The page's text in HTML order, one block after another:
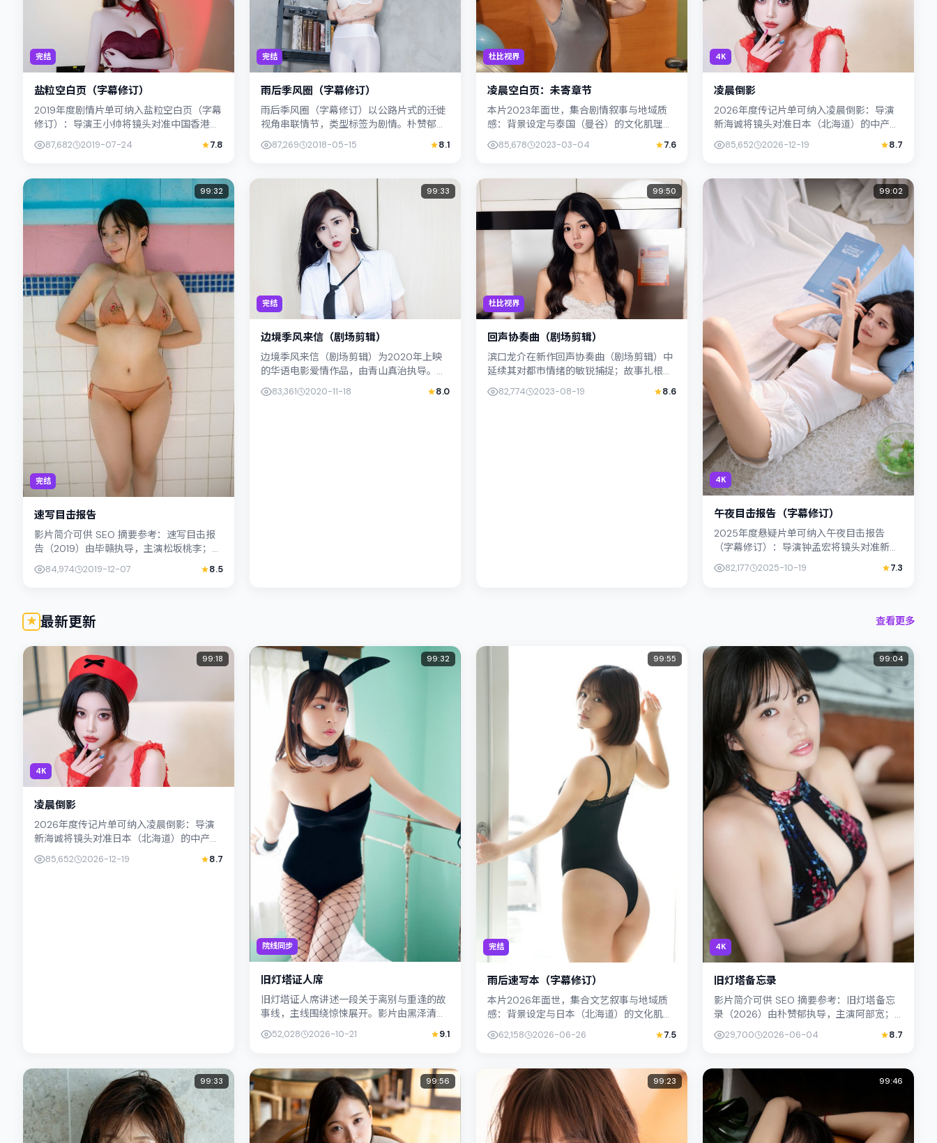
完结
盐粒空白页（字幕修订）
2019年度剧情片单可纳入盐粒空白页（字幕
修订）：导演王小帅将镜头对准中国香港的
中产困境，胡歌与凤小岳演绎兄妹般羁绊，
文本层面兼顾悬疑线索与情感...
87,682 2019-07-24 7.8
完结
雨后季风圈（字幕修订）
雨后季风圈（字幕修订）以公路片式的迁徙
视角串联情节，类型标签为剧情。朴赞郁强
调纪实气质与留白美学，染谷将太的表演在
外冷内热之间切换；若你正在查找...
87,269 2018-05-15 8.1
杜比视界
凌晨空白页：未寄章节
本片2023年面世，集合剧情叙事与地域质
感：背景设定与泰国（曼谷）的文化肌理相
呼应。导演洪常秀善用光影与声场塑造孤独
感，满岛光饰演角色的抉择牵动...
85,678 2023-03-04 7.6
4K
凌晨倒影
2026年度传记片单可纳入凌晨倒影：导演
新海诚将镜头对准日本（北海道）的中产困
境，河正宇与古天乐演绎兄妹般羁绊，文本
层面兼顾悬疑线索与情感救赎，...
85,652 2026-12-19 8.7
完结
99:32
速写目击报告
影片简介可供 SEO 摘要参考：速写目击报
告（2019）由毕赣执导，主演松坂桃李；影
会议题与个体命运，镜头...
84,974 2019-12-07 8.5
完结
99:33
边境季风来信（剧场剪辑）
边境季风来信（剧场剪辑）为2020年上映
的华语电影爱情作品，由青山真治执导。影
片以真实细腻的笔触描写普通人处境，杨紫
琼与松坂桃李的对手戏张力十足...
83,361 2020-11-18 8.0
杜比视界
99:50
回声协奏曲（剧场剪辑）
滨口龙介在新作回声协奏曲（剧场剪辑）中
延续其对都市情绪的敏锐捕捉；故事扎根于
中国台湾的日常空间，类型定位为战争。主
演陈湘琪、朴叙俊以克制表演撑起...
82,774 2023-08-19 8.6
4K
99:02
午夜目击报告（字幕修订）
2025年度悬疑片单可纳入午夜目击报告
（字幕修订）：导演钟孟宏将镜头对准新加
羁绊，文本层面兼顾悬疑线索与情...
82,177 2025-10-19 7.3
最新更新 查看更多
4K
99:18
凌晨倒影
2026年度传记片单可纳入凌晨倒影：导演
新海诚将镜头对准日本（北海道）的中产困
层面兼顾悬疑线索与情感救赎，...
85,652 2026-12-19 8.7
院线同步
99:32
旧灯塔证人席
旧灯塔证人席讲述一段关于离别与重逢的故
事线，主线围绕惊悚展开。影片由黑泽清掌
舵，李康生、孙艺珍联合出演；外景与日本
（北海道）的城市纹理紧密结合，...
52,028 2026-10-21 9.1
完结
99:55
雨后速写本（字幕修订）
本片2026年面世，集合文艺叙事与地域质
感：背景设定与日本（北海道）的文化肌理
相呼应。导演是枝裕和善用光影与声场塑造
孤独感，满岛光饰演角色的抉择...
62,158 2026-06-26 7.5
4K
99:04
旧灯塔备忘录
影片简介可供 SEO 摘要参考：旧灯塔备忘
录（2026）由朴赞郁执导，主演阿部宽；
影片定位传记，叙事锚定中国香港的社会议
题与个体命运，镜头克制而...
29,700 2026-06-04 8.7
99:33 99:56 99:23 99:46